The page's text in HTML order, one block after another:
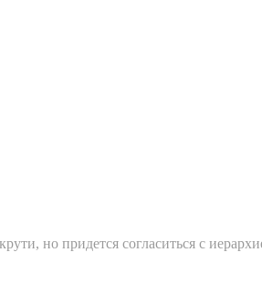
но придется согласиться с